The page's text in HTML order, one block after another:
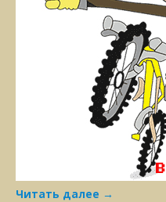
Читать далее →